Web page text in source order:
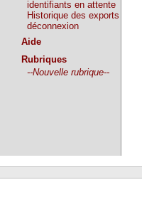
identifiants en attente
Historique des exports
déconnexion
Aide
Rubriques
--Nouvelle rubrique--